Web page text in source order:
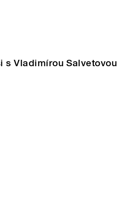
s Vladimírou Salvetovou